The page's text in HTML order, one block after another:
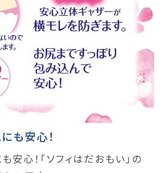
も安心！
安心！「ソフィはだおもい」の